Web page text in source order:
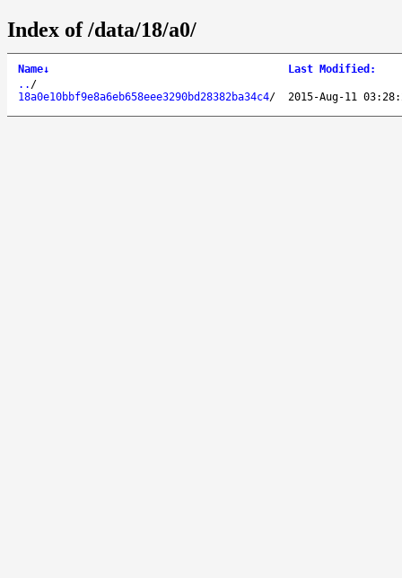
Index of /data/18/a0/
Name↓ Last Modified :
.. /
18a0e10bbf9e8a6eb658eee3290bd28382ba34c4/ 2015-Aug-11